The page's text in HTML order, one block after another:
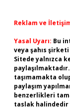
Reklam ve
Yasal Uyarı: Bu
veya şahıs
Sitede yalnızca
taşımamakta
paylaşım
benzerlikleri
taslak halindedir